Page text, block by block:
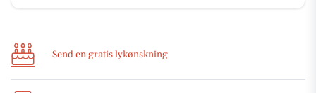
Send en gratis lykønskning